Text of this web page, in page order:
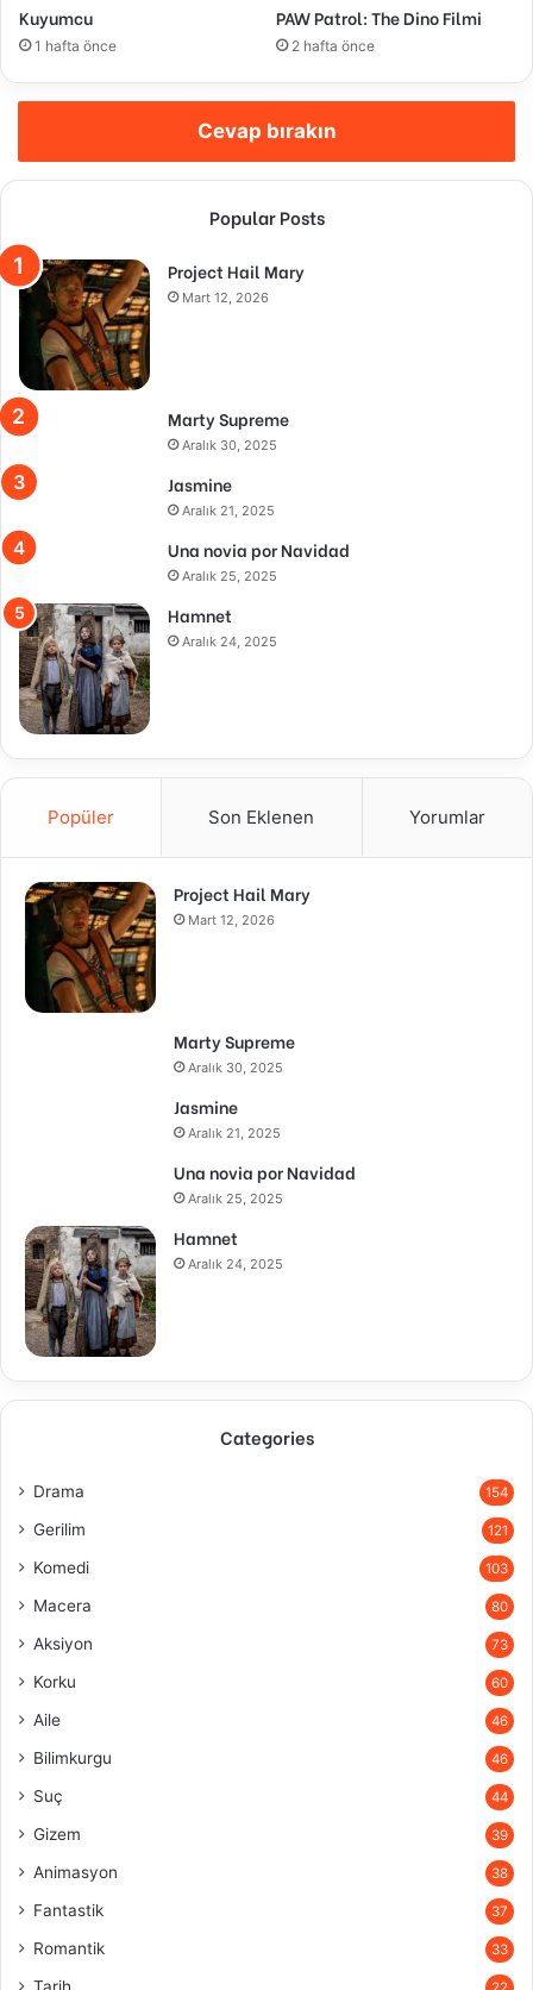
Kuyumcu
1 hafta önce
PAW Patrol: The Dino Filmi
2 hafta önce
Cevap bırakın
Popular Posts
Project Hail Mary
Mart 12, 2026
Marty Supreme
Aralık 30, 2025
Jasmine
Aralık 21, 2025
Una novia por Navidad
Aralık 25, 2025
Hamnet
Aralık 24, 2025
Popüler Son Eklenen Yorumlar
Project Hail Mary
Mart 12, 2026
Marty Supreme
Aralık 30, 2025
Jasmine
Aralık 21, 2025
Una novia por Navidad
Aralık 25, 2025
Hamnet
Aralık 24, 2025
Categories
Drama 154
Gerilim 121
Komedi 103
Macera 80
Aksiyon 73
Korku 60
Aile 46
Bilimkurgu 46
Suç 44
Gizem 39
Animasyon 38
Fantastik 37
Romantik 33